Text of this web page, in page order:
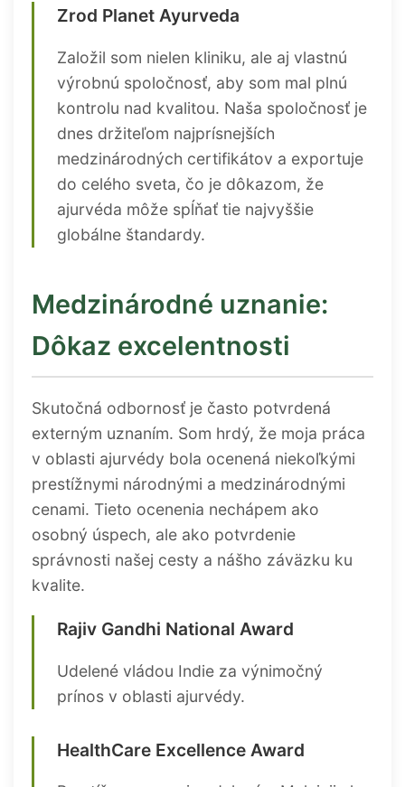
Zrod Planet Ayurveda
Založil som nielen kliniku, ale aj vlastnú
výrobnú spoločnosť, aby som mal plnú
kontrolu nad kvalitou. Naša spoločnosť je
dnes držiteľom najprísnejších
medzinárodných certifikátov a exportuje
do celého sveta, čo je dôkazom, že
ajurvéda môže spĺňať tie najvyššie
globálne štandardy.
Medzinárodné uznanie:
Dôkaz excelentnosti
Skutočná odbornosť je často potvrdená
externým uznaním. Som hrdý, že moja práca
v oblasti ajurvédy bola ocenená niekoľkými
prestížnymi národnými a medzinárodnými
cenami. Tieto ocenenia nechápem ako
osobný úspech, ale ako potvrdenie
správnosti našej cesty a nášho záväzku ku
kvalite.
Rajiv Gandhi National Award
Udelené vládou Indie za výnimočný
prínos v oblasti ajurvédy.
HealthCare Excellence Award